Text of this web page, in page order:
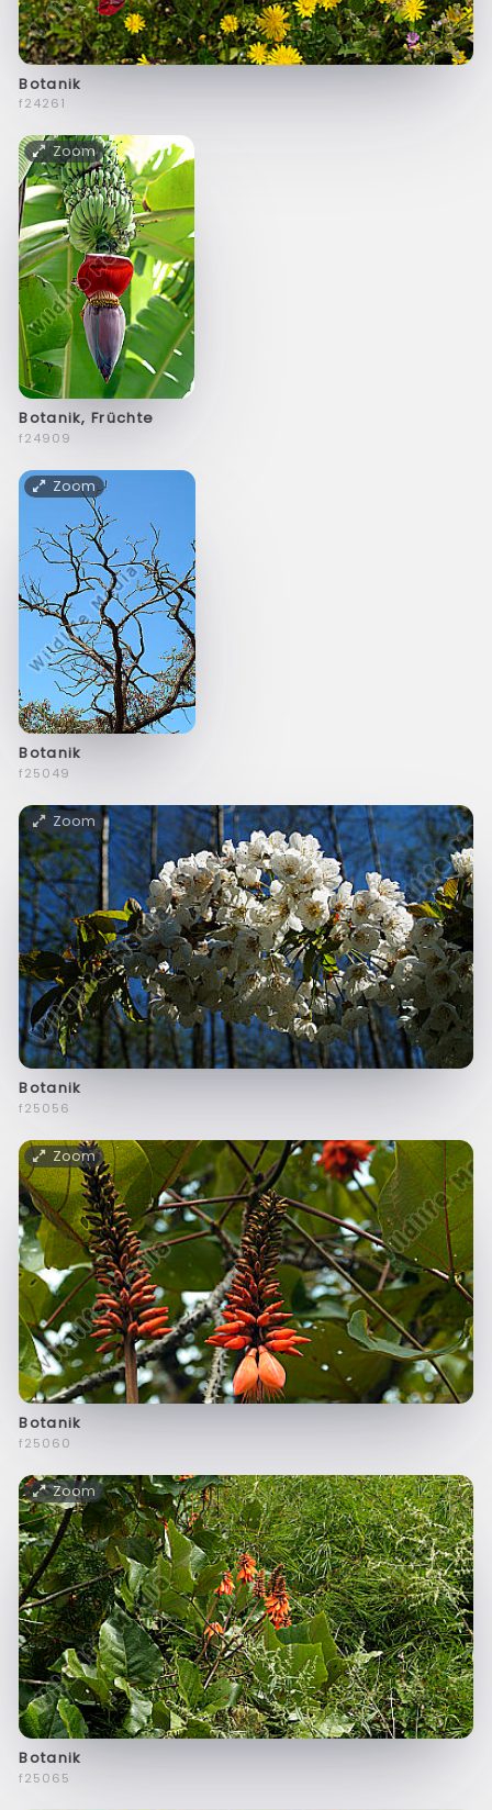
Botanik
f24261
Zoom
Botanik, Früchte
f24909
Zoom
Botanik
f25049
Zoom
Botanik
f25056
Zoom
Botanik
f25060
Zoom
Botanik
f25065